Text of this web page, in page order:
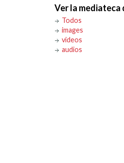
Ver la mediateca
Todos
images
videos
audios